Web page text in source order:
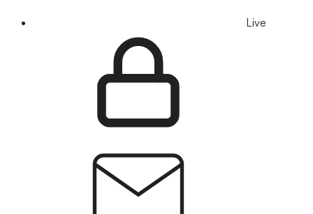
Live